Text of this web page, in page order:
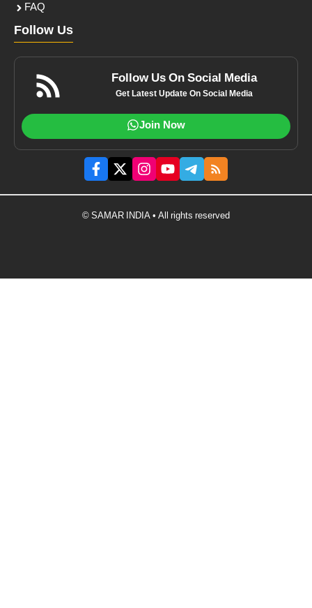
FAQ
Follow Us
Follow Us On Social Media
Get Latest Update On Social Media
Join Now
© SAMAR INDIA • All rights reserved